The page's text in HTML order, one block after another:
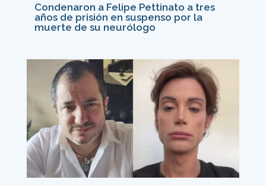
Condenaron a Felipe Pettinato a tres
años de prisión en suspenso por la
muerte de su neurólogo